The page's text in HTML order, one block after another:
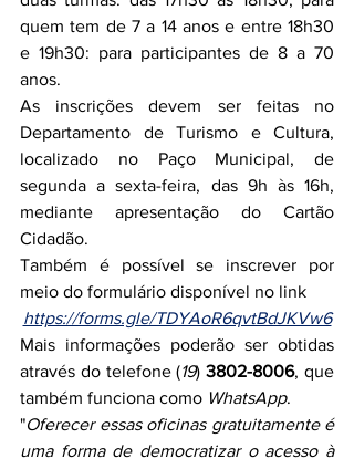
quem tem de 7 a 14 anos e entre 18h30
e 19h30: para participantes de 8 a 70
anos.
As inscrições devem ser feitas no
Departamento de Turismo e Cultura,
localizado no Paço Municipal, de
segunda a sexta-feira, das 9h às 16h,
mediante apresentação do Cartão
Cidadão.
Também é possível se inscrever por
meio do formulário disponível no link
https://forms.gle/TDYAoR6qvtBdJKVw6
Mais informações poderão ser obtidas
através do telefone (19) 3802-8006, que
também funciona como WhatsApp.
"Oferecer essas oficinas gratuitamente é
uma forma de democratizar o acesso à